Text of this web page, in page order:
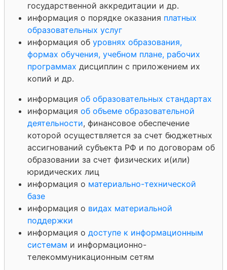
государственной аккредитации и др.
информация о порядке оказания платных
образовательных услуг
информация об уровнях образования,
формах обучения, учебном плане, рабочих
программах дисциплин с приложением их
копий и др.
информация об образовательных стандартах
информация об объеме образовательной
деятельности, финансовое обеспечение
которой осуществляется за счет бюджетных
ассигнований субъекта РФ и по договорам об
образовании за счет физических и(или)
юридических лиц
информация о материально-технической
базе
информация о видах материальной
поддержки
информация о доступе к информационным
системам и информационно-
телекоммуникационным сетям